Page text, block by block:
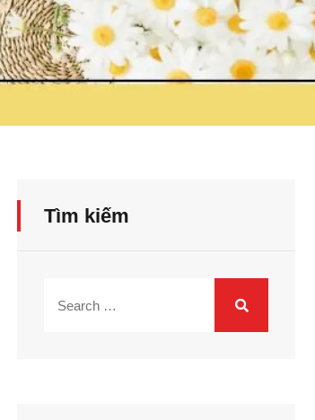
Tìm kiếm